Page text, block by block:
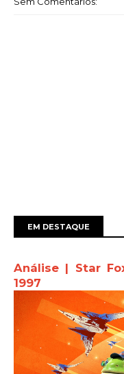
EM DESTAQUE
Análise | Star
1997